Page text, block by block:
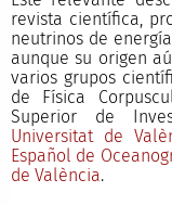
revista científica,
neutrinos de
aunque su origen
varios grupos
de Física
Superior de
Universitat de
Español de
de València.